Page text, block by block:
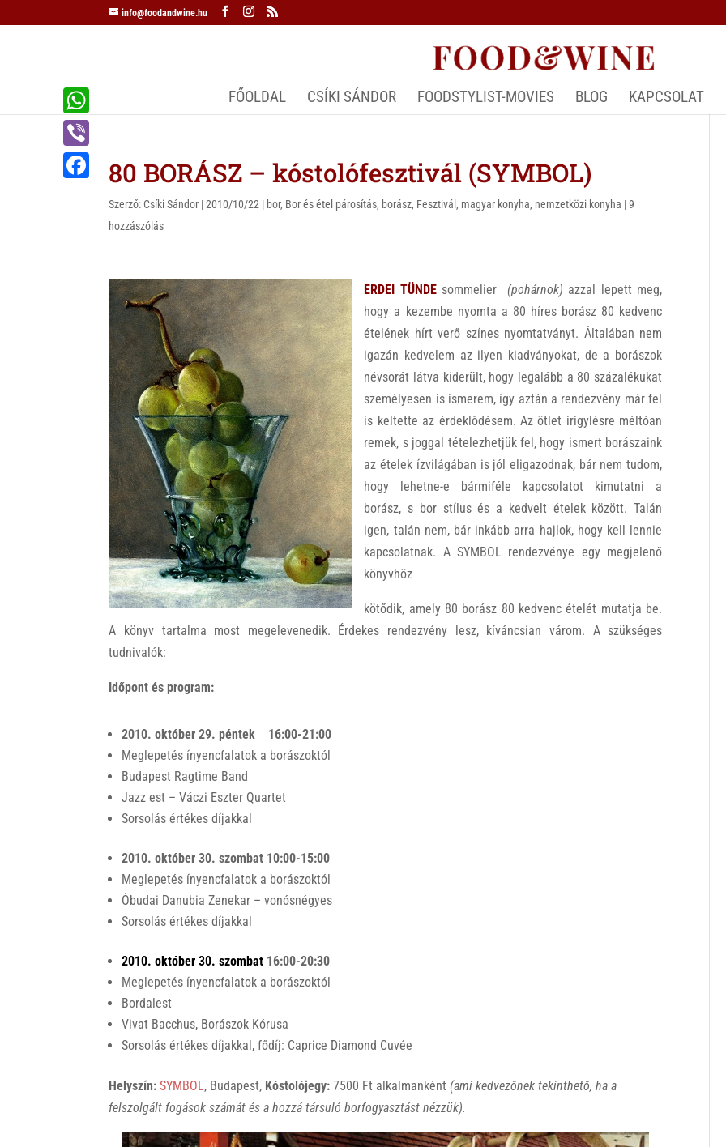
info@foodandwine.hu
FŐOLDAL CSÍKI SÁNDOR FOODSTYLIST-MOVIES BLOG KAPCSOLAT
80 BORÁSZ – kóstolófesztivál (SYMBOL)
Szerző: Csíki Sándor |2010/10/22 | bor, Bor és étel párosítás, borász, Fesztivál , magyar konyha, nemzetközi konyha |9
hozzászólás
ERDEI TÜNDE sommelier (pohárnok) azzal lepett meg,
hogy a kezembe nyomta a 80 híres borász 80 kedvenc
ételének hírt verő színes nyomtatványt. Általában nem
igazán kedvelem az ilyen kiadványokat, de a borászok
névsorát látva kiderült, hogy legalább a 80 százalékukat
személyesen is ismerem, így aztán a rendezvény már fel
is keltette az érdeklődésem. Az ötlet irigylésre méltóan
remek, s joggal tételezhetjük fel, hogy ismert borászaink
az ételek ízvilágában is jól eligazodnak, bár nem tudom,
hogy lehetne-e bármiféle kapcsolatot kimutatni a
borász, s bor stílus és a kedvelt ételek között. Talán
igen, talán nem, bár inkább arra hajlok, hogy kell lennie
kapcsolatnak. A SYMBOL rendezvénye egy megjelenő
könyvhöz
kötődik, amely 80 borász 80 kedvenc ételét mutatja be.
A könyv tartalma most megelevenedik. Érdekes rendezvény lesz, kíváncsian várom. A szükséges
tudnivalók:
Időpont és program:
2010. október 29. péntek 16:00-21:00
Meglepetés ínyencfalatok a borászoktól
Budapest Ragtime Band
Jazz est – Váczi Eszter Quartet
Sorsolás értékes díjakkal
2010. október 30. szombat 10:00-15:00
Meglepetés ínyencfalatok a borászoktól
Óbudai Danubia Zenekar – vonósnégyes
Sorsolás értékes díjakkal
2010. október 30. szombat 16:00-20:30
Meglepetés ínyencfalatok a borászoktól
Bordalest
Vivat Bacchus, Borászok Kórusa
Sorsolás értékes díjakkal, fődíj: Caprice Diamond Cuvée
Helyszín:SYMBOL, Budapest, Kóstolójegy: 7500 Ft alkalmanként (ami kedvezőnek tekinthető, ha a
felszolgált fogások számát és a hozzá társuló borfogyasztást nézzük).
W
h
a
V